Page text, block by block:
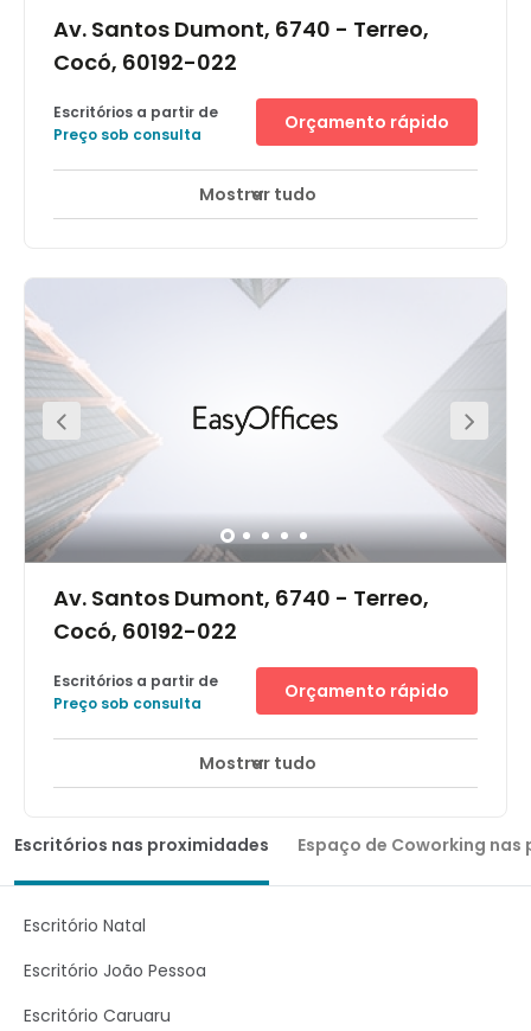
Av. Santos Dumont, 6740 - Terreo,
Cocó, 60192-022
Escritórios a partir de
Preço sob consulta
Orçamento rápido
Mostrar tudo
Av. Santos Dumont, 6740 - Terreo,
Cocó, 60192-022
Escritórios a partir de
Preço sob consulta
Orçamento rápido
Mostrar tudo
Escritórios nas proximidades Espaço de Coworking
Escritório Natal
Escritório João Pessoa
Escritório Caruaru